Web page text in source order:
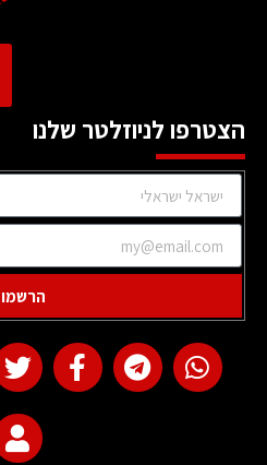
הצטרפו לניוזלטר שלנו
הרשמו